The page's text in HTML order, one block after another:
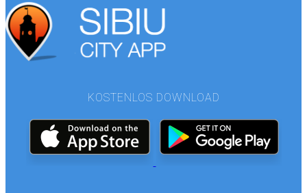
KOSTENLOS DOWNLOAD